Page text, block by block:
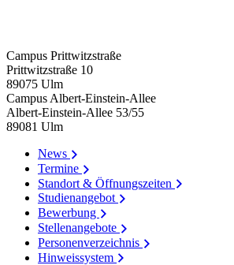
Campus Prittwitzstraße
Prittwitzstraße 10
89075 Ulm
Campus Albert-Einstein-Allee
Albert-Einstein-Allee 53/​55
89081 Ulm
News
Termine
Standort & Öffnungszeiten
Studienangebot
Bewerbung
Stellenangebote
Personenverzeichnis
Hinweissystem